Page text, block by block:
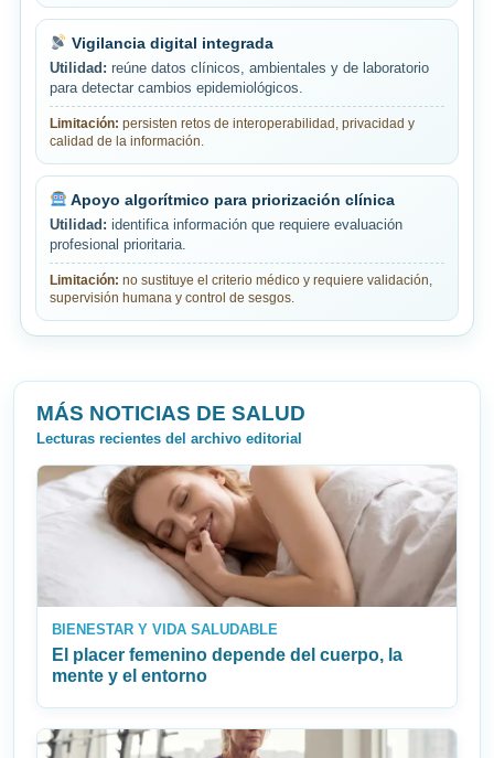
Vigilancia digital integrada
Utilidad: reúne datos clínicos, ambientales y de laboratorio
para detectar cambios epidemiológicos.
Limitación: persisten retos de interoperabilidad, privacidad y
calidad de la información.
Apoyo algorítmico para priorización clínica
Utilidad: identifica información que requiere evaluación
profesional prioritaria.
Limitación: no sustituye el criterio médico y requiere validación,
supervisión humana y control de sesgos.
MÁS NOTICIAS DE SALUD
Lecturas recientes del archivo editorial
BIENESTAR Y VIDA SALUDABLE
El placer femenino depende del cuerpo, la
mente y el entorno